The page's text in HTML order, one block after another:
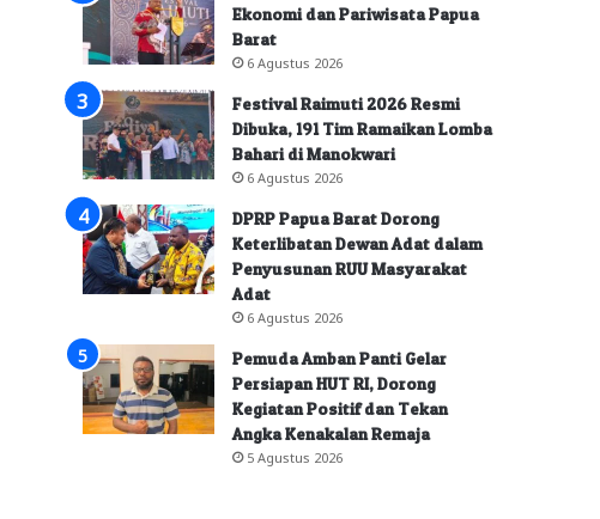
Ekonomi dan Pariwisata Papua
Barat
6 Agustus 2026
Festival Raimuti 2026 Resmi
Dibuka, 191 Tim Ramaikan Lomba
Bahari di Manokwari
6 Agustus 2026
DPRP Papua Barat Dorong
Keterlibatan Dewan Adat dalam
Penyusunan RUU Masyarakat
Adat
6 Agustus 2026
Pemuda Amban Panti Gelar
Persiapan HUT RI, Dorong
Kegiatan Positif dan Tekan
Angka Kenakalan Remaja
5 Agustus 2026